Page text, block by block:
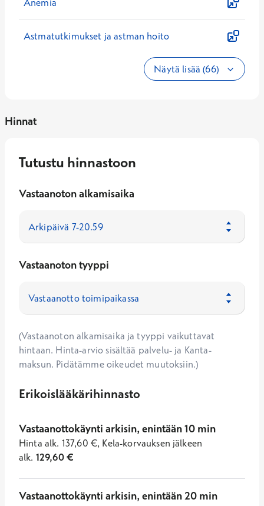
Anemia
Astmatutkimukset ja astman hoito
Näytä lisää (66)
Hinnat
Tutustu hinnastoon
Vastaanoton alkamisaika
Vastaanoton tyyppi
(Vastaanoton alkamisaika ja tyyppi vaikuttavat
hintaan. Hinta-arvio sisältää palvelu- ja Kanta-
maksun. Pidätämme oikeudet muutoksiin.)
Erikoislääkärihinnasto
Vastaanottokäynti arkisin, enintään 10 min
Hinta alk. 137,60 €, Kela-korvauksen jälkeen
alk. 129,60€
Vastaanottokäynti arkisin, enintään 20 min